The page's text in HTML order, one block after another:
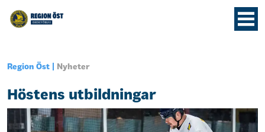
Region Öst Nyheter
Höstens utbildningar